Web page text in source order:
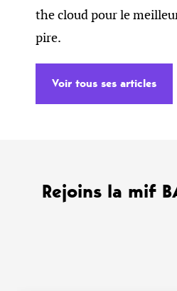
the cloud pour le
pire.
Voir tous ses articles
Rejoins la mif